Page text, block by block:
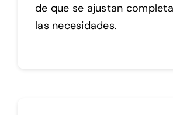
de que se ajustan
las necesidades.